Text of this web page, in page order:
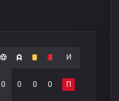
И
0 0 0 0 П